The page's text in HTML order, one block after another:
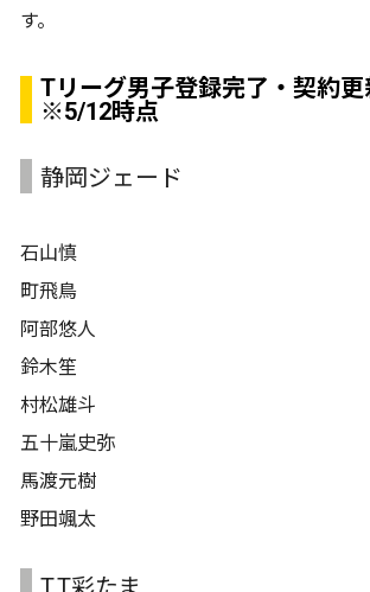
す。
Tリーグ男子登録完了・契約
※5/12時点
静岡ジェード
石山慎
町飛鳥
阿部悠人
鈴木笙
村松雄斗
五十嵐史弥
馬渡元樹
野田颯太